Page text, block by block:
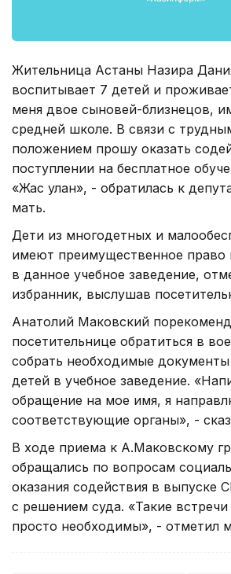
Жительница Астаны Назира
воспитывает 7 детей и
меня двое сыновей-близнецов,
средней школе. В связи с
положением прошу оказать
поступлении на бесплатное
«Жас улан», - обратилась к
мать.
Дети из многодетных и
имеют преимущественное право
в данное учебное заведение,
избранник, выслушав
Анатолий Маковский
посетительнице обратиться в
собрать необходимые документы
детей в учебное заведение.
обращение на мое имя, я
соответствующие органы», -
В ходе приема к А.Маковскому
обращались по вопросам
оказания содействия в выпуске
с решением суда. «Такие
просто необходимы», - отметил